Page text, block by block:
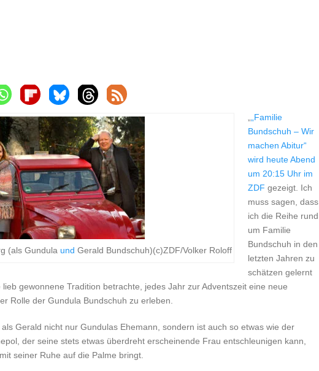
(als Gundula und Gerald Bundschuh)(c)ZDF/Volker Roloff
„Familie
Bundschuh – Wir
machen Abitur“
wird heute Abend
um 20:15 Uhr im
ZDF gezeigt. Ich
muss sagen, dass
ich die Reihe rund
um Familie
Bundschuh in den
letzten Jahren zu
schätzen gelernt
gewonnene Tradition betrachte, jedes Jahr zur Adventszeit eine neue
Rolle der Gundula Bundschuh zu erleben.
Gerald nicht nur Gundulas Ehemann, sondern ist auch so etwas wie der
der seine stets etwas überdreht erscheinende Frau entschleunigen kann,
seiner Ruhe auf die Palme bringt.